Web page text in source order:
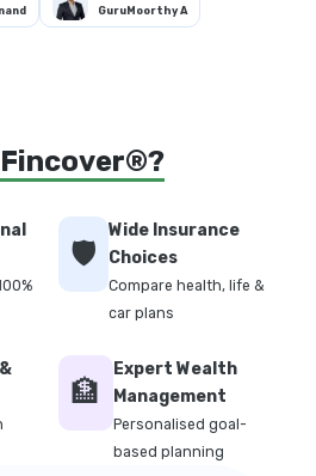
GuruMoorthy A
Fincover®?
🛡️
Wide Insurance
Choices
Compare health, life &
car plans
🏦
Expert Wealth
Management
Personalised goal-
based planning